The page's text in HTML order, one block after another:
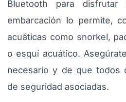
Bluetooth para
embarcación lo permite,
acuáticas como snorkel,
o esquí acuático.
necesario y de que todos
de seguridad asociadas.